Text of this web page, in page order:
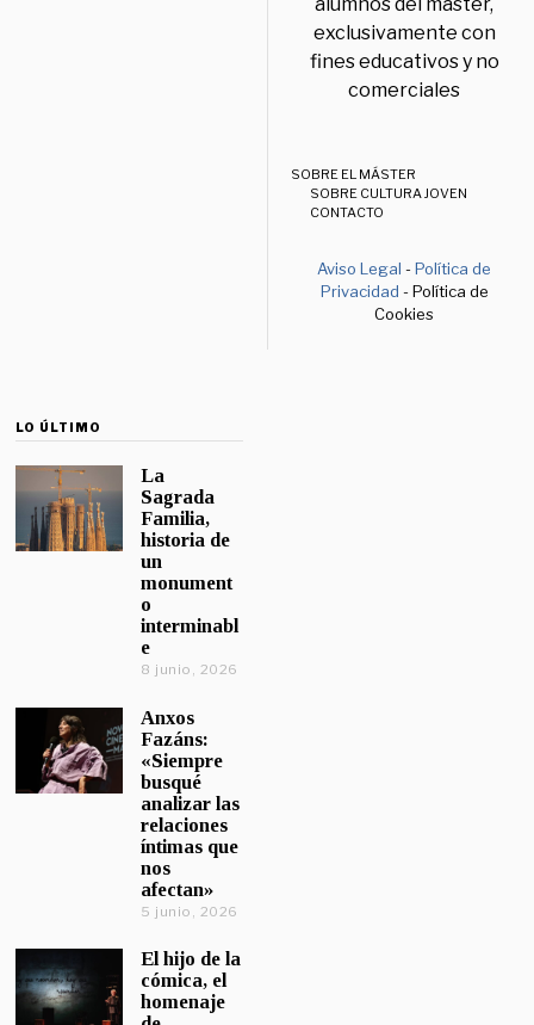
alumnos del máster,
exclusivamente con
fines educativos y no
comerciales
SOBRE EL MÁSTER
SOBRE CULTURA JOVEN
CONTACTO
Aviso Legal -Política de
Privacidad - Política de
Cookies
LO ÚLTIMO
La
Sagrada
Familia,
historia de
un
monument
o
interminabl
e
8 junio, 2026
Anxos
Fazáns:
«Siempre
busqué
analizar las
relaciones
íntimas que
nos
afectan»
5 junio, 2026
El hijo de la
cómica, el
homenaje